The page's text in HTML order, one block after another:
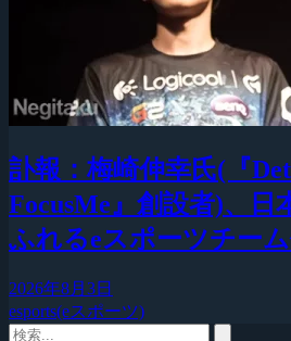
訃報：梅崎伸幸氏(『
FocusMe』創設者)、日
ふれるeスポーツチー
2026年8月3日
esports(eスポーツ)